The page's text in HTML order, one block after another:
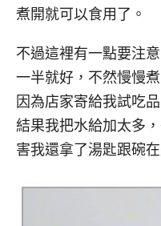
煮開就可以食用了。
不過這裡有一點要注
一半就好，不然慢慢
因為店家寄給我試吃
結果我把水給加太多
害我還拿了湯匙跟碗